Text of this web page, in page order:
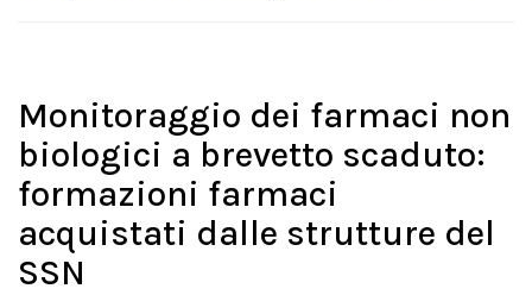
Monitoraggio dei farmaci non
biologici a brevetto scaduto:
formazioni farmaci
acquistati dalle strutture del
SSN